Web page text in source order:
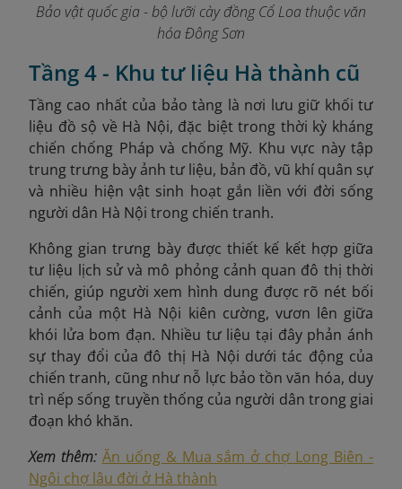
Bảo vật quốc gia - bộ lưỡi cày đồng Cổ Loa thuộc văn
hóa Đông Sơn
Tầng 4 - Khu tư liệu Hà thành cũ
Tầng cao nhất của bảo tàng là nơi lưu giữ khối tư
liệu đồ sộ về Hà Nội, đặc biệt trong thời kỳ kháng
chiến chống Pháp và chống Mỹ. Khu vực này tập
trung trưng bày ảnh tư liệu, bản đồ, vũ khí quân sự
và nhiều hiện vật sinh hoạt gắn liền với đời sống
người dân Hà Nội trong chiến tranh.
Không gian trưng bày được thiết kế kết hợp giữa
tư liệu lịch sử và mô phỏng cảnh quan đô thị thời
chiến, giúp người xem hình dung được rõ nét bối
cảnh của một Hà Nội kiên cường, vươn lên giữa
khói lửa bom đạn. Nhiều tư liệu tại đây phản ánh
sự thay đổi của đô thị Hà Nội dưới tác động của
chiến tranh, cũng như nỗ lực bảo tồn văn hóa, duy
trì nếp sống truyền thống của người dân trong giai
đoạn khó khăn.
Xem thêm: Ăn uống & Mua sắm ở chợ Long Biên -
Ngôi chợ lâu đời ở Hà thành